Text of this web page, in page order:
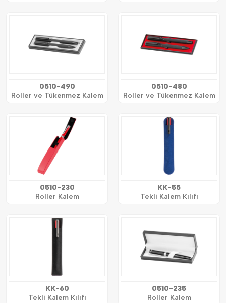
0510-490
Roller ve Tükenmez Kalem
0510-480
Roller ve Tükenmez Kalem
0510-230
Roller Kalem
KK-55
Tekli Kalem Kılıfı
KK-60
Tekli Kalem Kılıfı
0510-235
Roller Kalem